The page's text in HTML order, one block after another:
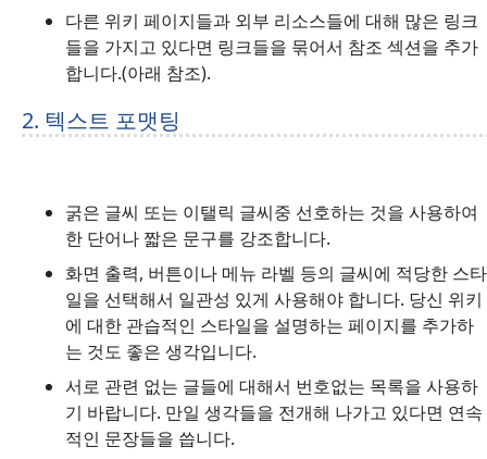
다른 위키 페이지들과 외부 리소스들에 대해 많은 링크
들을 가지고 있다면 링크들을 묶어서 참조 섹션을 추가
합니다.(아래 참조).
2. 텍스트 포맷팅
굵은 글씨 또는 이탤릭 글씨중 선호하는 것을 사용하여
한 단어나 짧은 문구를 강조합니다.
화면 출력, 버튼이나 메뉴 라벨 등의 글씨에 적당한 스타
일을 선택해서 일관성 있게 사용해야 합니다. 당신 위키
에 대한 관습적인 스타일을 설명하는 페이지를 추가하
는 것도 좋은 생각입니다.
서로 관련 없는 글들에 대해서 번호없는 목록을 사용하
기 바랍니다. 만일 생각들을 전개해 나가고 있다면 연속
적인 문장들을 씁니다.